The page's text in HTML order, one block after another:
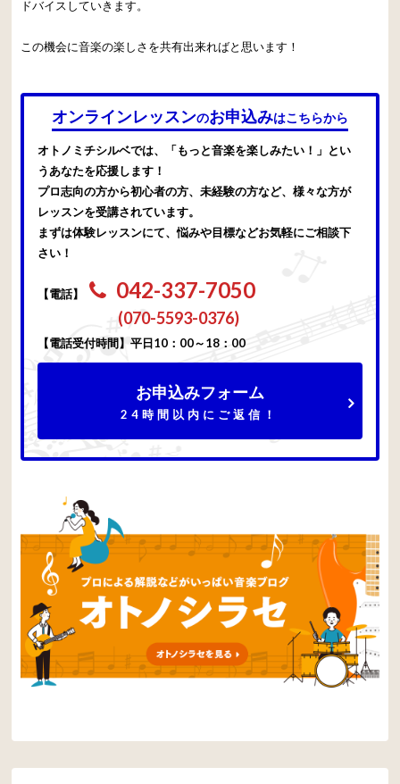
ドバイスしていきます。
この機会に音楽の楽しさを共有出来ればと思います！
オンラインレッスンのお申込みはこちらから
オトノミチシルベでは、「もっと音楽を楽しみたい！」とい
うあなたを応援します！
プロ志向の方から初心者の方、未経験の方など、様々な方が
レッスンを受講されています。
まずは体験レッスンにて、悩みや目標などお気軽にご相談下
さい！
【電話】 042-337-7050
(070-5593-0376)
【電話受付時間】平日10：00～18：00
お申込みフォーム
24時間以内にご返信！